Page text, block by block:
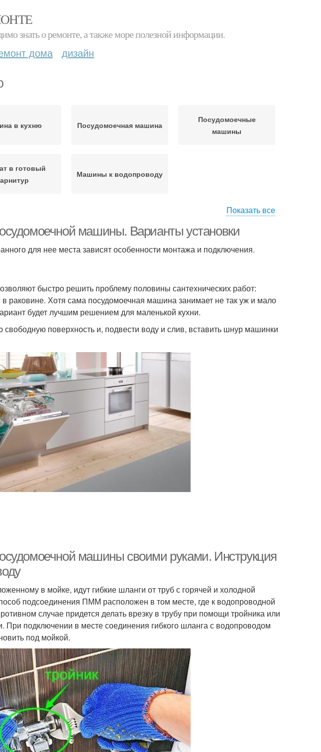
знать о ремонте, а также море полезной информации.
дома дизайн
в кухню Посудомоечная машина
Посудомоечные
машины
в готовый
Машины к водопроводу
Показать все
машины. Варианты установки
для нее места зависят особенности монтажа и подключения.
быстро решить проблему половины сантехнических работ:
раковине. Хотя сама посудомоечная машина занимает не так уж и мало
будет лучшим решением для маленькой кухни.
свободную поверхность и, подвести воду и слив, вставить шнур машинки
машины своими руками. Инструкция
в мойке, идут гибкие шланги от труб с горячей и холодной
подсоединения ПММ расположен в том месте, где к водопроводной
случае придется делать врезку в трубу при помощи тройника или
При подключении в месте соединения гибкого шланга с водопроводом
под мойкой.